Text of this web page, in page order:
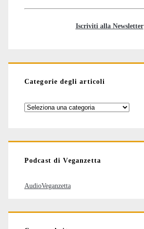
Iscriviti alla Newsletter
Categorie degli articoli
Categorie
Podcast di Veganzetta
AudioVeganzetta